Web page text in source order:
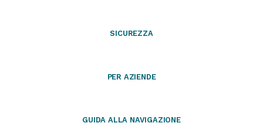
SICUREZZA
PER AZIENDE
GUIDA ALLA NAVIGAZIONE